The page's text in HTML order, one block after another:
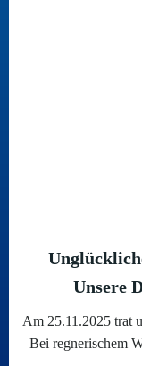
Unsere
Am 25.11.2025 trat
Bei regnerischem